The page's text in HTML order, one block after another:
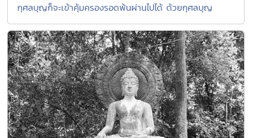
กุศลบุญก็จะเข้าคุ้มครองรอดพ้นผ่านไปได้ ด้วยกุศลบุญ